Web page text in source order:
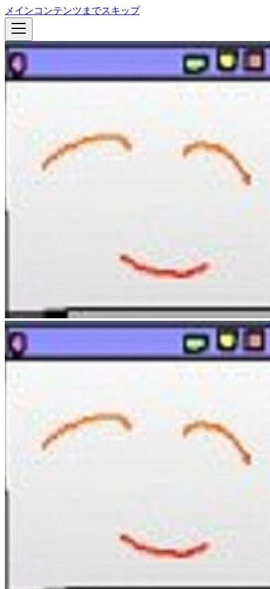
メインコンテンツまでスキップ